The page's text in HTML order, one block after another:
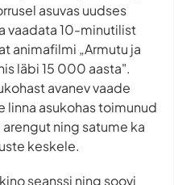
asuvas uudses
vaadata 10-minutilist
animafilmi „Armutu ja
läbi 15 000 aasta".
avanev vaade
linna asukohas toimunud
ning satume ka
keskele.
seanssi ning soovi